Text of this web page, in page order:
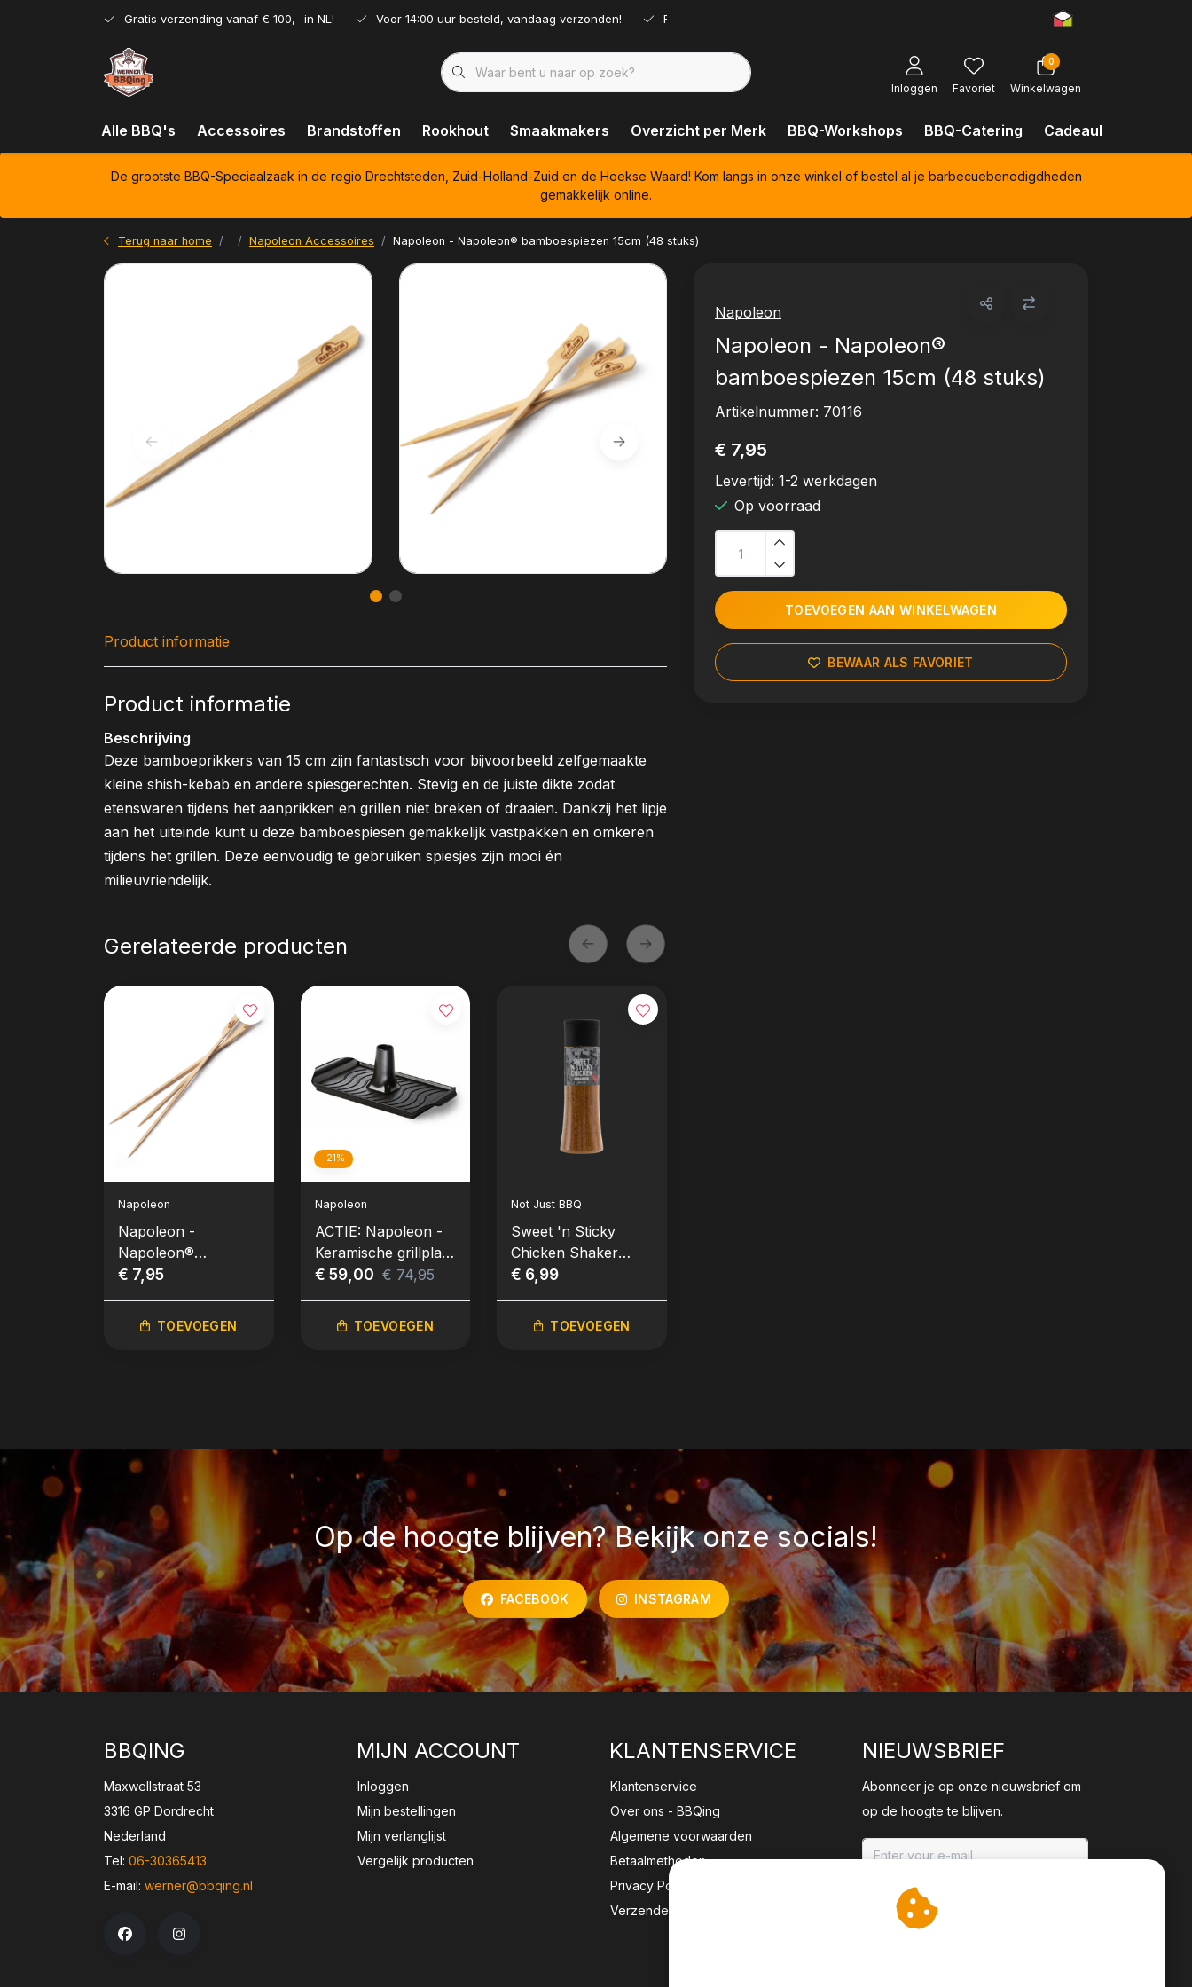
Gratis verzending vanaf € 100,- in NL! Voor 14:00 uur besteld, vandaag verzonden! Ruim assortiment!
Inloggen Favoriet
0
Winkelwagen
Alle BBQ's Accessoires Brandstoffen Rookhout Smaakmakers Overzicht per Merk BBQ-Workshops BBQ-Catering Cadeaubonnen
De grootste BBQ-Speciaalzaak in de regio Drechtsteden, Zuid-Holland-Zuid en de Hoekse Waard! Kom langs in onze winkel of bestel al je barbecuebenodigdheden
gemakkelijk online.
Terug naar home Napoleon Accessoires Napoleon - Napoleon® bamboespiezen 15cm (48 stuks)
Napoleon
Napoleon - Napoleon®
bamboespiezen 15cm (48 stuks)
Artikelnummer: 70116
€ 7,95
Levertijd: 1-2 werkdagen
Op voorraad
TOEVOEGEN AAN WINKELWAGEN
BEWAAR ALS FAVORIET
Product informatie
Product informatie
Beschrijving
Deze bamboeprikkers van 15 cm zijn fantastisch voor bijvoorbeeld zelfgemaakte
kleine shish-kebab en andere spiesgerechten. Stevig en de juiste dikte zodat
etenswaren tijdens het aanprikken en grillen niet breken of draaien. Dankzij het lipje
aan het uiteinde kunt u deze bamboespiesen gemakkelijk vastpakken en omkeren
tijdens het grillen. Deze eenvoudig te gebruiken spiesjes zijn mooi én
milieuvriendelijk.
Gerelateerde producten
Napoleon
Napoleon -
Napoleon®
bamboespiezen
€ 7,95
TOEVOEGEN
-21%
Napoleon
ACTIE: Napoleon -
Keramische grillplaat
met kiphouder
€ 59,00 € 74,95
TOEVOEGEN
Not Just BBQ
Sweet 'n Sticky
Chicken Shaker
275g
€ 6,99
TOEVOEGEN
Op de hoogte blijven? Bekijk onze socials!
FACEBOOK INSTAGRAM
BBQING
Maxwellstraat 53
3316 GP Dordrecht
Nederland
Tel: 06-30365413
E-mail: werner@bbqing.nl
MIJN ACCOUNT
Inloggen
Mijn bestellingen
Mijn verlanglijst
Vergelijk producten
KLANTENSERVICE
Klantenservice
Over ons - BBQing
Algemene voorwaarden
Betaalmethoden
Privacy Policy
Verzenden & retourneren
NIEUWSBRIEF
Abonneer je op onze nieuwsbrief om
op de hoogte te blijven.
ABONNEER